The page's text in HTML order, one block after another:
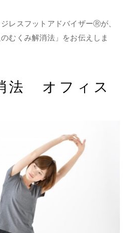
レスフットアドバイザーⓇが、
むくみ解消法」 をお伝えしま
法 オフィス